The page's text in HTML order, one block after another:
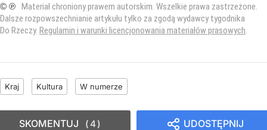
© ℗ Materiał chroniony prawem autorskim. Wszelkie prawa zastrzeżone.
Dalsze rozpowszechnianie artykułu tylko za zgodą wydawcy tygodnika
Do Rzeczy. Regulamin i warunki licencjonowania materiałów prasowych
Kraj Kultura W numerze
UDOSTĘPNIJ
SKOMENTUJ 4